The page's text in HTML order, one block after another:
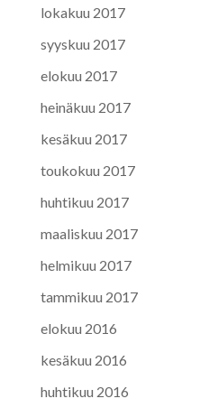
lokakuu 2017
syyskuu 2017
elokuu 2017
heinäkuu 2017
kesäkuu 2017
toukokuu 2017
huhtikuu 2017
maaliskuu 2017
helmikuu 2017
tammikuu 2017
elokuu 2016
kesäkuu 2016
huhtikuu 2016